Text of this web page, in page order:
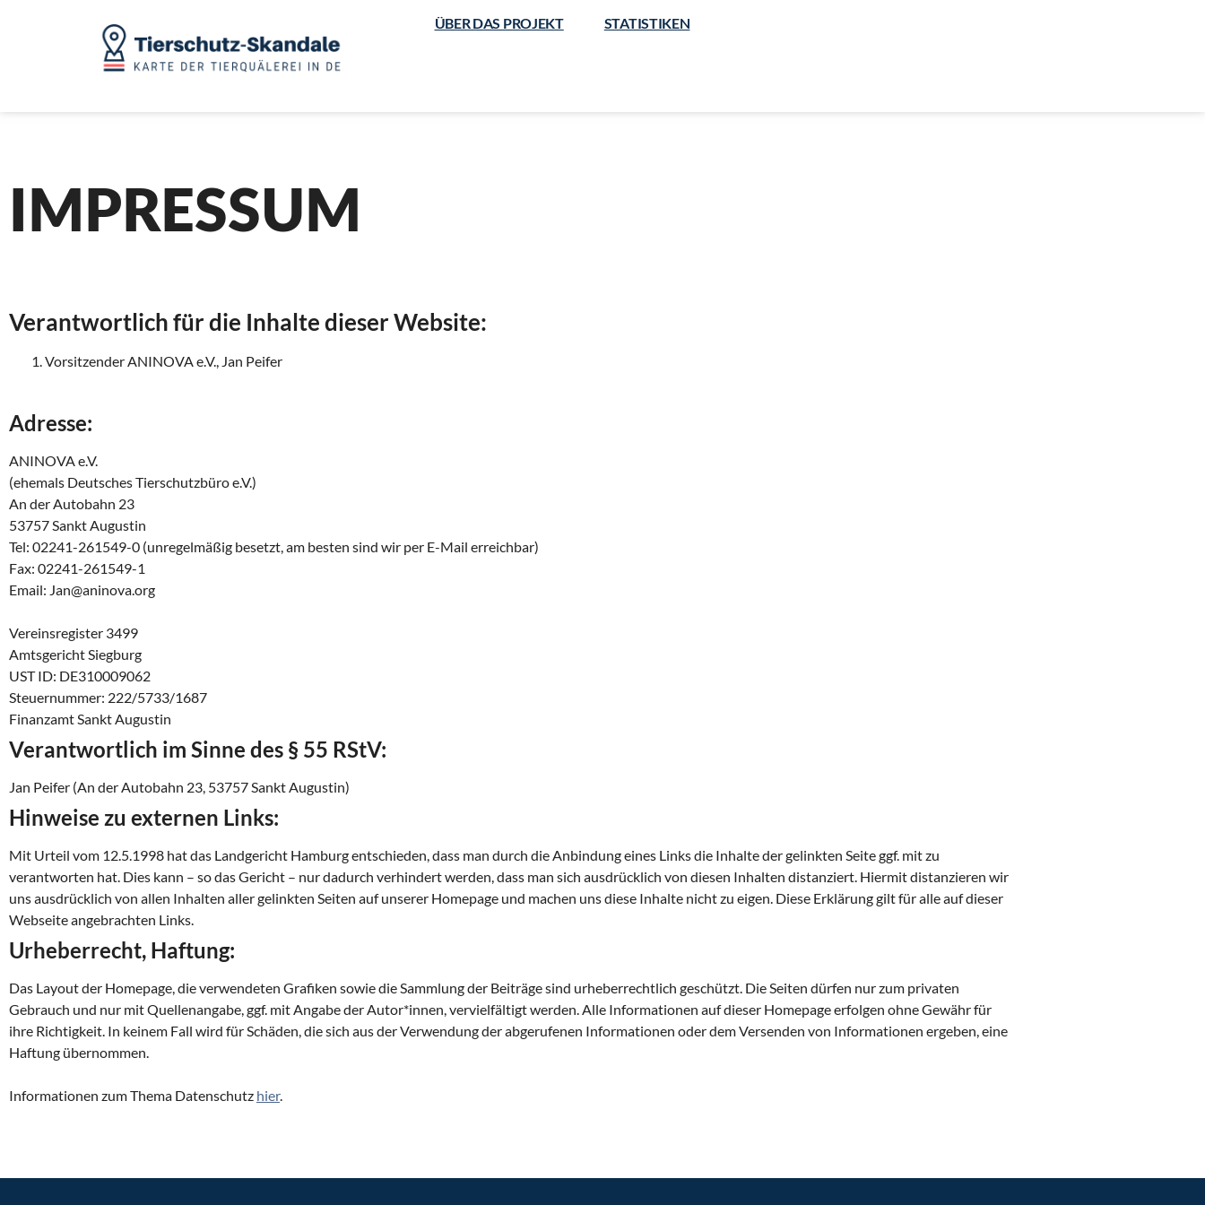
ÜBER DAS PROJEKT STATISTIKEN
IMPRESSUM
Verantwortlich für die Inhalte dieser Website:
Vorsitzender ANINOVA e.V., Jan Peifer
Adresse:
ANINOVA e.V.
(ehemals Deutsches Tierschutzbüro e.V.)
An der Autobahn 23
53757 Sankt Augustin
Tel: 02241-261549-0 (unregelmäßig besetzt, am besten sind wir per E-Mail erreichbar)
Fax: 02241-261549-1
Email: Jan@aninova.org
Vereinsregister 3499
Amtsgericht Siegburg
UST ID: DE310009062
Steuernummer: 222/5733/1687
Finanzamt Sankt Augustin
Verantwortlich im Sinne des § 55 RStV:
Jan Peifer (An der Autobahn 23, 53757 Sankt Augustin)
Hinweise zu externen Links:
Mit Urteil vom 12.5.1998 hat das Landgericht Hamburg entschieden, dass man durch die Anbindung eines Links die Inhalte der gelinkten Seite ggf. mit zu
verantworten hat. Dies kann – so das Gericht – nur dadurch verhindert werden, dass man sich ausdrücklich von diesen Inhalten distanziert. Hiermit distanzieren wir
uns ausdrücklich von allen Inhalten aller gelinkten Seiten auf unserer Homepage und machen uns diese Inhalte nicht zu eigen. Diese Erklärung gilt für alle auf dieser
Webseite angebrachten Links.
Urheberrecht, Haftung:
Das Layout der Homepage, die verwendeten Grafiken sowie die Sammlung der Beiträge sind urheberrechtlich geschützt. Die Seiten dürfen nur zum privaten
Gebrauch und nur mit Quellenangabe, ggf. mit Angabe der Autor*innen, vervielfältigt werden. Alle Informationen auf dieser Homepage erfolgen ohne Gewähr für
ihre Richtigkeit. In keinem Fall wird für Schäden, die sich aus der Verwendung der abgerufenen Informationen oder dem Versenden von Informationen ergeben, eine
Haftung übernommen.
Informationen zum Thema Datenschutz hier.